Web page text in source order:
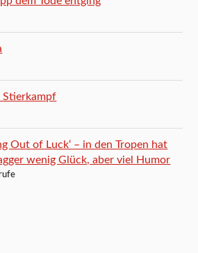
Stierkampf
Out of Luck‘ – in den Tropen hat
wenig Glück, aber viel Humor